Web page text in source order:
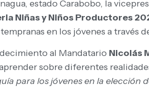
estado Carabobo, la
Niñas y Niños Productores
en los jóvenes a través
al Mandatario Nicolás
sobre diferentes
para los jóvenes en la elección